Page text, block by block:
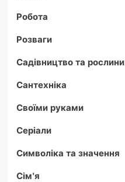
Робота
Розваги
Садівництво та рослини
Сантехніка
Своїми руками
Серіали
Символіка та значення
Сім'я